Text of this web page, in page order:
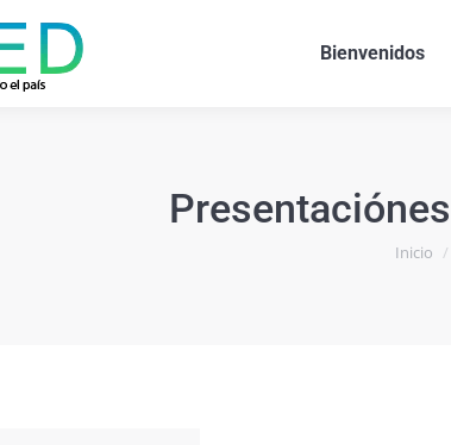
Bienvenidos
Estás
Inicio